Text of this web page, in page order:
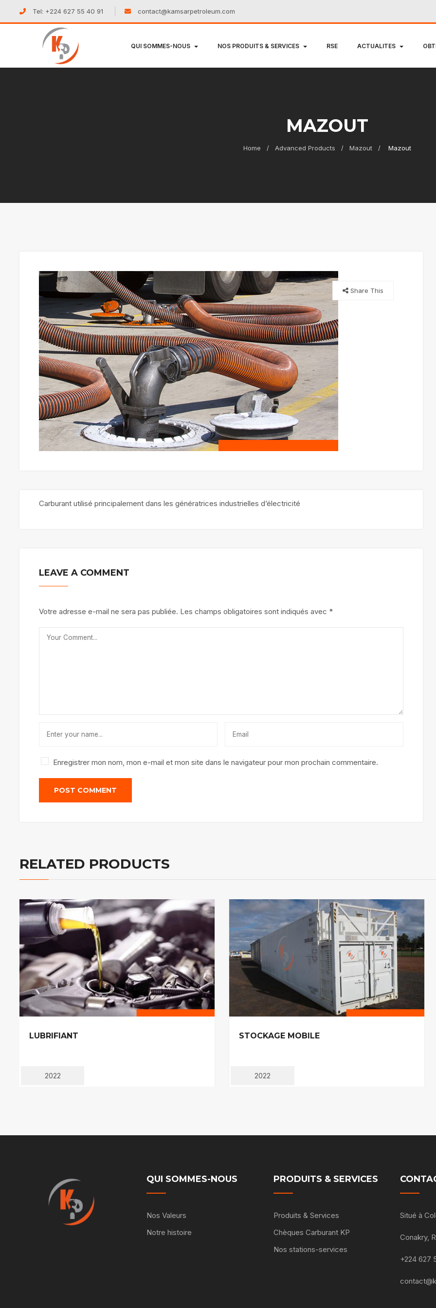
Tel: +224 627 55 40 91 contact@kamsarpetroleum.com
QUI SOMMES-NOUS NOS PRODUITS & SERVICES RSE ACTUALITES
MAZOUT
Home Advanced Products Mazout Mazout
Share This
Carburant utilisé principalement dans les génératrices industrielles d’électricité
LEAVE A COMMENT
Votre adresse e-mail ne sera pas publiée. Les champs obligatoires sont indiqués avec *
Enregistrer mon nom, mon e-mail et mon site dans le navigateur pour mon prochain commentaire.
RELATED PRODUCTS
LUBRIFIANT
2022
STOCKAGE MOBILE
2022
QUI SOMMES-NOUS
Nos Valeurs
Notre histoire
PRODUITS & SERVICES
Produits & Services
Chèques Carburant KP
Nos stations-services
Situé à
Conakry,
+224 627